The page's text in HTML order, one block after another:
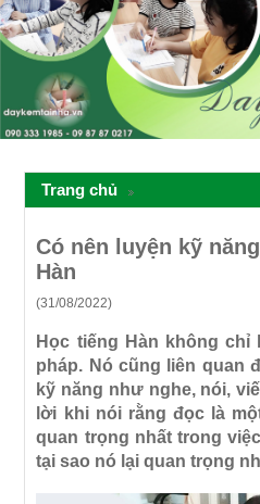
Trang chủ
Có nên luyện kỹ
Hàn
(31/08/2022)
Học tiếng Hàn không
pháp. Nó cũng liên quan
kỹ năng như nghe, nói,
lời khi nói rằng đọc là
quan trọng nhất trong
tại sao nó lại quan trọng